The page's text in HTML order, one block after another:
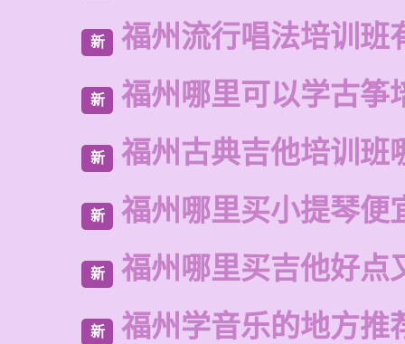
新 福州流行唱法培训班
新 福州哪里可以学古筝
新 福州古典吉他培训班
新 福州哪里买小提琴便
新 福州哪里买吉他好点
新 福州学音乐的地方推